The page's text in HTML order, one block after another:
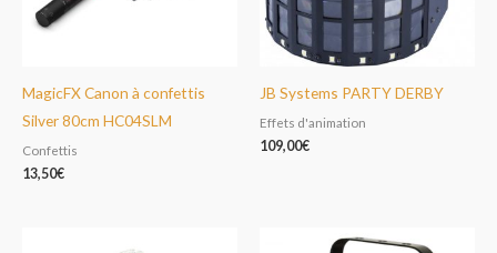
MagicFX Canon à confettis
Silver 80cm HC04SLM
Confettis
13,50€
JB Systems PARTY DERBY
Effets d'animation
109,00€